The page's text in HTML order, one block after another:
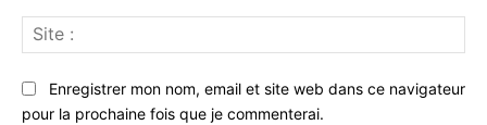
:
Enregistrer mon nom, email et site web dans ce navigateur
pour la prochaine fois que je commenterai.